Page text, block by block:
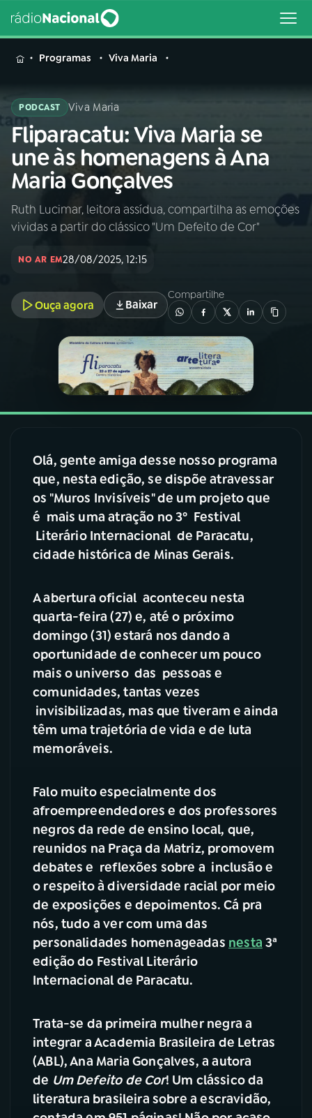
MENU
Buscar
na
Rádio
Nacional
Buscar
AO VIVO
INÍCIO
A RÁDIO
PROGRAMAÇÃO
PROGRAMAS
06VIDEOCASTS
07 ÚLTIMAS
ACOMPANHE A RÁDIO NACIONAL
YouTube Facebook
Instagram X
Programas Viva Maria
PODCAST Viva Maria
Fliparacatu: Viva Maria se
une às homenagens à Ana
Maria Gonçalves
Ruth Lucimar, leitora assídua, compartilha as emoções
vividas a partir do clássico "Um Defeito de Cor"
NO AR EM28/08/2025, 12:15
Ouça agora Baixar
Compartilhe
Olá, gente amiga desse nosso programa
que, nesta edição, se dispõe atravessar
os "Muros Invisíveis" de um projeto que
é mais uma atração no 3º Festival
Literário Internacional de Paracatu,
cidade histórica de Minas Gerais.
A abertura oficial aconteceu nesta
quarta-feira (27) e, até o próximo
domingo (31) estará nos dando a
oportunidade de conhecer um pouco
mais o universo das pessoas e
comunidades, tantas vezes
invisibilizadas, mas que tiveram e ainda
têm uma trajetória de vida e de luta
memoráveis.
Falo muito especialmente dos
afroempreendedores e dos professores
negros da rede de ensino local, que,
reunidos na Praça da Matriz, promovem
debates e reflexões sobre a inclusão e
o respeito à diversidade racial por meio
de exposições e depoimentos. Cá pra
nós, tudo a ver com uma das
personalidades homenageadas nesta 3ª
edição do Festival Literário
Internacional de Paracatu.
Trata-se da primeira mulher negra a
integrar a Academia Brasileira de Letras
(ABL), Ana Maria Gonçalves, a autora
de Um Defeito de Cor! Um clássico da
literatura brasileira sobre a escravidão,